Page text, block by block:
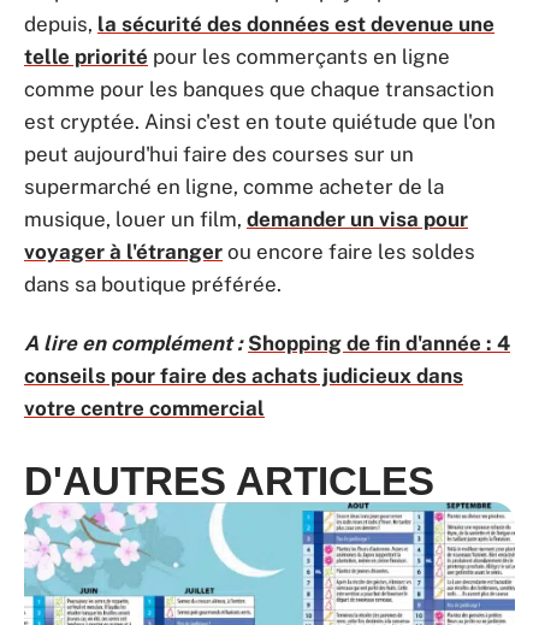
depuis, la sécurité des données est devenue une
telle priorité pour les commerçants en ligne
comme pour les banques que chaque transaction
est cryptée. Ainsi c'est en toute quiétude que l'on
peut aujourd'hui faire des courses sur un
supermarché en ligne, comme acheter de la
musique, louer un film, demander un visa pour
voyager à l'étranger ou encore faire les soldes
dans sa boutique préférée.
A lire en complément : Shopping de fin d'année : 4
conseils pour faire des achats judicieux dans
votre centre commercial
D'AUTRES ARTICLES